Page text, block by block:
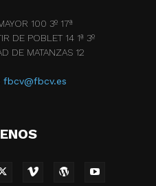
100 3º 17ª
DE POBLET 14 1ª 3º
DE MATANZAS 12
fbcv@fbcv.es